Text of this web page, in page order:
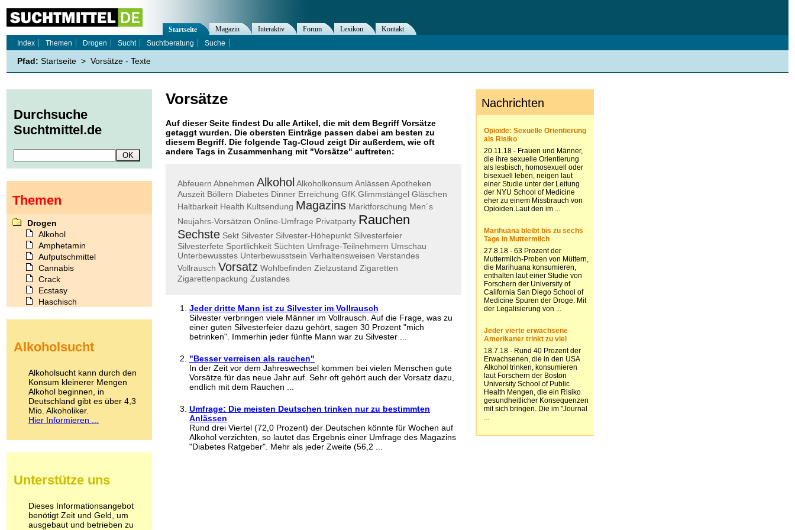
Vorsätze
Auf dieser Seite findest Du alle Artikel, die mit dem Begriff Vorsätze
getaggt wurden. Die obersten Einträge passen dabei am besten zu
diesem Begriff. Die folgende Tag-Cloud zeigt Dir außerdem, wie oft
andere Tags in Zusammenhang mit "Vorsätze" auftreten:
Abfeuern Abnehmen Alkohol Alkoholkonsum Anlässen Apotheken
Auszeit Böllern Diabetes Dinner Erreichung GfK Glimmstängel Gläschen
Haltbarkeit Health Kultsendung Magazins Marktforschung Men´s
Neujahrs-Vorsätzen Online-Umfrage Privatparty Rauchen
Sechste Sekt Silvester Silvester-Höhepunkt Silvesterfeier
Silvesterfete Sportlichkeit Süchten Umfrage-Teilnehmern Umschau
Unterbewusstes Unterbewusstsein Verhaltensweisen Verstandes
Vollrausch Vorsatz Wohlbefinden Zielzustand Zigaretten
Zigarettenpackung Zustandes
Jeder dritte Mann ist zu Silvester im Vollrausch
Silvester verbringen viele Männer im Vollrausch. Auf die Frage, was zu
einer guten Silvesterfeier dazu gehört, sagen 30 Prozent "mich
betrinken". Immerhin jeder fünfte Mann war zu Silvester ...
"Besser verreisen als rauchen"
In der Zeit vor dem Jahreswechsel kommen bei vielen Menschen gute
Vorsätze für das neue Jahr auf. Sehr oft gehört auch der Vorsatz dazu,
endlich mit dem Rauchen ...
Umfrage: Die meisten Deutschen trinken nur zu bestimmten
Anlässen
Rund drei Viertel (72,0 Prozent) der Deutschen könnte für Wochen auf
Alkohol verzichten, so lautet das Ergebnis einer Umfrage des Magazins
"Diabetes Ratgeber". Mehr als jeder Zweite (56,2 ...
Startseite Magazin Interaktiv Forum Lexikon
Kontakt
Index
Themen Drogen Sucht Suchtberatung Suche
Pfad: Startseite > Vorsätze - Texte
Durchsuche
Suchtmittel.de
Themen
Drogen
Alkohol
Amphetamin
Aufputschmittel
Cannabis
Crack
Ecstasy
Haschisch
Kokain
LSD
Marihuana
Medikamente
Meskalin
Metamphetamin
Methadon
Pilze
Psychopharmaka
Schlafmittel
Schmerzmittel
Alkoholsucht
Alkoholsucht kann durch den
Konsum kleinerer Mengen
Alkohol beginnen, in
Deutschland gibt es über 4,3
Mio. Alkoholiker.
Hier Informieren ...
Unterstütze uns
Dieses Informationsangebot
benötigt Zeit und Geld, um
ausgebaut und betrieben zu